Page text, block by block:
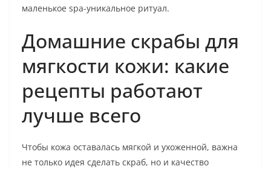
маленькое spa-уникальное ритуал.
Домашние скрабы для
мягкости кожи: какие
рецепты работают
лучше всего
Чтобы кожа оставалась мягкой и ухоженной, важна
не только идея сделать скраб, но и качество